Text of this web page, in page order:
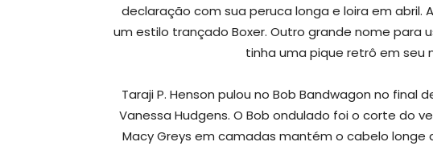
declaração com sua peruca longa e loira em abril.
um estilo trançado Boxer. Outro grande nome para
tinha uma pique retrô em seu
Taraji P. Henson pulou no Bob Bandwagon no final
Vanessa Hudgens. O Bob ondulado foi o corte do
Macy Greys em camadas mantém o cabelo